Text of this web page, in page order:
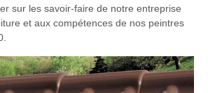
sur les savoir-faire de notre entreprise
et aux compétences de nos peintres